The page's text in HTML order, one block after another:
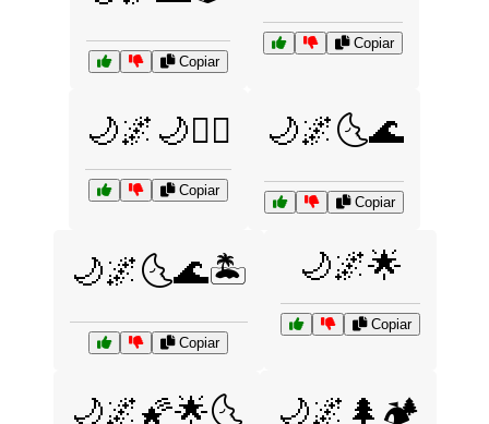
Copiar
Copiar
🌙🌌🌙🧚‍♀️
Copiar
🌙🌌🌜🌊
Copiar
🌙🌌🌜🌊🏝️
Copiar
🌙🌌🌟
Copiar
🌙🌌🌠🌟🌜 🌙🌌🌲🏕️